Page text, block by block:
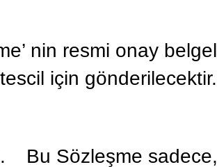
nin resmi onay
için gönderilecektir.
Bu Sözleşme